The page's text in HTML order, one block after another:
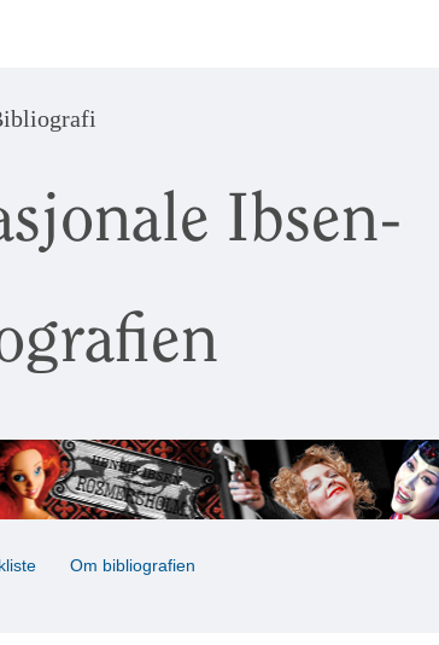
Ibsen-
Om bibliografien